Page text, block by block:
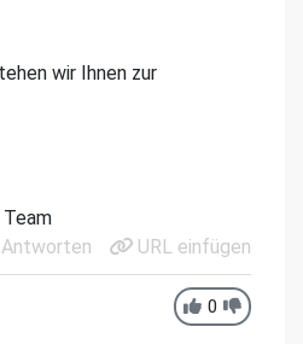
wir Ihnen zur
Antworten
URL einfügen
0